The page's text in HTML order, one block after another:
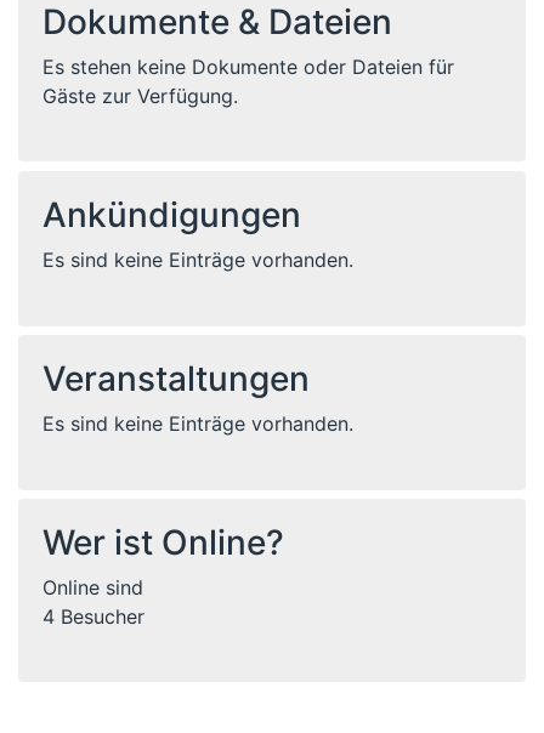
Dokumente & Dateien
Es stehen keine Dokumente oder Dateien für
Gäste zur Verfügung.
Ankündigungen
Es sind keine Einträge vorhanden.
Veranstaltungen
Es sind keine Einträge vorhanden.
Wer ist Online?
Online sind
4 Besucher